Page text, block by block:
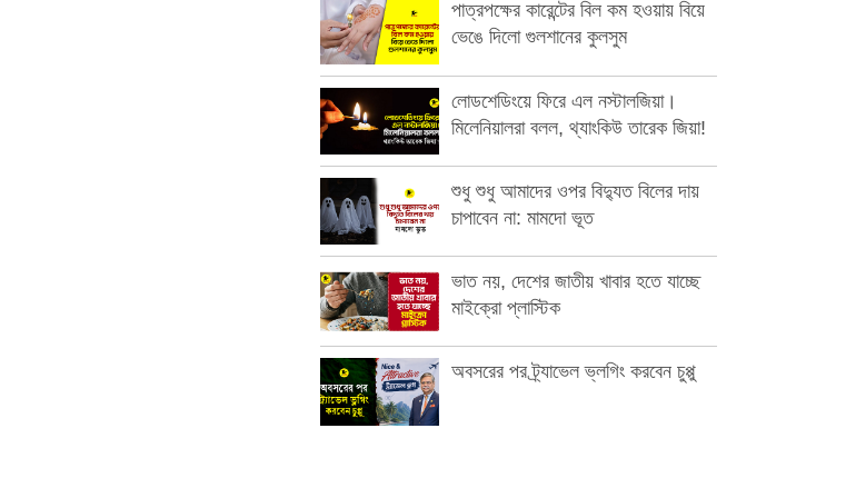
পাত্রপক্ষের কারেন্টের বিল কম হওয়ায় বিয়ে
ভেঙে দিলো গুলশানের কুলসুম
লোডশেডিংয়ে ফিরে এল নস্টালজিয়া।
মিলেনিয়ালরা বলল, থ্যাংকিউ তারেক জিয়া!
শুধু শুধু আমাদের ওপর বিদ্যুত বিলের দায়
চাপাবেন না: মামদো ভূত
ভাত নয়, দেশের জাতীয় খাবার হতে যাচ্ছে
মাইক্রো প্লাস্টিক
অবসরের পর ট্র্যাভেল ভ্লগিং করবেন চুপ্পু